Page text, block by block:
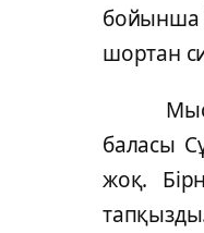
бойынша
шортан
баласы
жоқ.